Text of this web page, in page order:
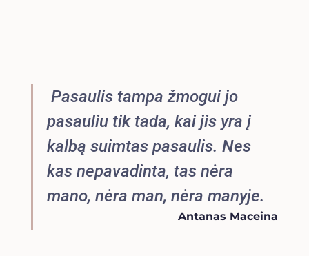
Pasaulis tampa žmogui jo
pasauliu tik tada, kai jis yra į
kalbą suimtas pasaulis. Nes
kas nepavadinta, tas nėra
mano, nėra man, nėra manyje.
Antanas Maceina